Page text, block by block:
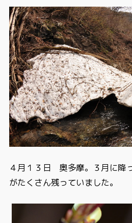
４月１３日 奥多摩。３月に降
がたくさん残っていました。